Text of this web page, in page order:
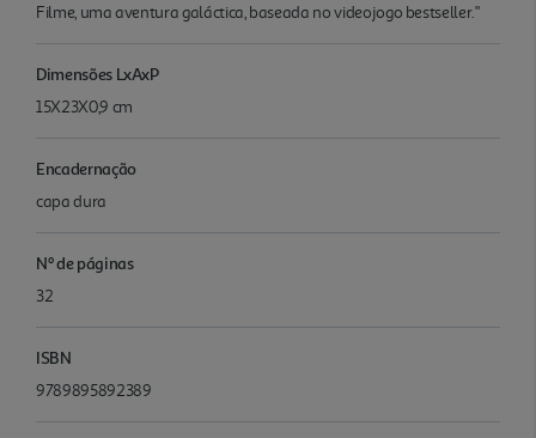
Filme, uma aventura galáctica, baseada no videojogo bestseller."
Dimensões LxAxP
15X23X0,9 cm
Encadernação
capa dura
Nº de páginas
32
ISBN
9789895892389